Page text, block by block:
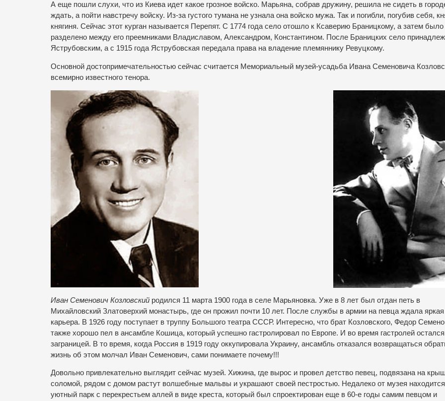
А еще пошли слухи, что из Киева идет какое грозное войско. Марьяна, собрав дружину, решила не сидеть в
ждать, а пойти навстречу войску. Из-за густого тумана не узнала она войско мужа. Так и погибли, погубив себя,
княгиня. Сейчас этот курган называется Перепят. С 1774 года село отошло к Ксаверию Браницкому, а затем было
разделено между его преемниками Владиславом, Александром, Константином. После Браницких село
Яструбовским, а с 1915 года Яструбовская передала права на владение племяннику Ревуцкому.
Основной достопримечательностью сейчас считается Мемориальный музей-усадьба Ивана Семеновича
всемирно известного тенора.
Иван Семенович Козловский родился 11 марта 1900 года в селе Марьяновка. Уже в 8 лет был отдан петь в
Михайловский Златоверхий монастырь, где он прожил почти 10 лет. После службы в армии на певца ждала яркая
карьера. В 1926 году поступает в труппу Большого театра СССР. Интересно, что брат Козловского, Федор
также хорошо пел в ансамбле Кошица, который успешно гастролировал по Европе. И во время гастролей остался
заграницей. В то время, когда Россия в 1919 году оккупировала Украину, ансамбль отказался возвращаться
жизнь об этом молчал Иван Семенович, сами понимаете почему!!!
Довольно привлекательно выглядит сейчас музей. Хижина, где вырос и провел детство певец, подвязана на
соломой, рядом с домом растут волшебные мальвы и украшают своей пестростью. Недалеко от музея находится
уютный парк с перекрестьем аллей в виде креста, который был спроектирован еще в 60-е годы самим певцом и